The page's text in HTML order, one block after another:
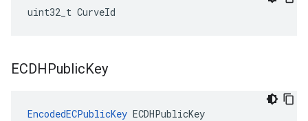
uint32_t CurveId
ECDHPublicKey
EncodedECPublicKey ECDHPublicKey